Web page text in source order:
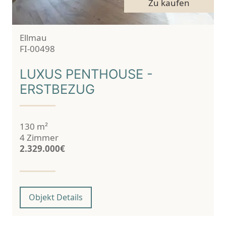
Zu kaufen
Ort:
Ellmau
Objekt ID:
FI-00498
LUXUS PENTHOUSE -
ERSTBEZUG
Wohnfläche:
130 m²
4 Zimmer
Preis:
2.329.000€
Objekt Details